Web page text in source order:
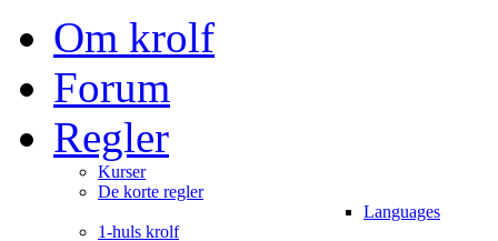
Om krolf
Forum
Regler
Kurser
De korte regler
Languages
1-huls krolf